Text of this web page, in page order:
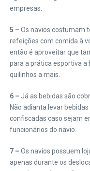
empresas.
5 – Os navios costumam
refeições com comida à
então é aproveitar que
para a prática esportiva a
quilinhos a mais.
6 – Já as bebidas são
Não adianta levar
confiscadas caso sejam
funcionários do navio.
7 – Os navios possuem
apenas durante os